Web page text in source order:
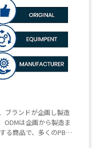
ブランドが企画し製造
ODMは企画から製造ま
る商品で、多くのPBで
やコア業務集中がメ